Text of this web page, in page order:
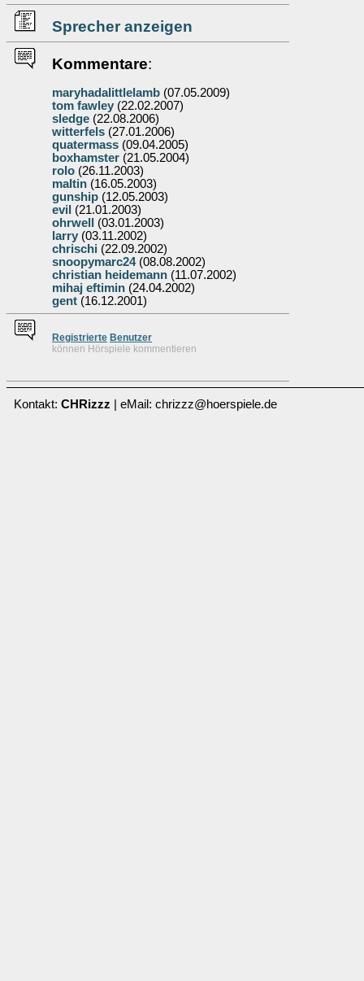
Sprecher anzeigen
Kommentare:
maryhadalittlelamb (07.05.2009)
tom fawley (22.02.2007)
sledge (22.08.2006)
witterfels (27.01.2006)
quatermass (09.04.2005)
boxhamster (21.05.2004)
rolo (26.11.2003)
maltin (16.05.2003)
gunship (12.05.2003)
evil (21.01.2003)
ohrwell
(03.01.2003)
larry (03.11.2002)
chrischi (22.09.2002)
snoopymarc24(08.08.2002)
christian heidemann (11.07.2002)
mihaj eftimin (24.04.2002)
gent (16.12.2001)
Registrierte Benutzer
können Hörspiele kommentieren
Kontakt: CHRizzz | eMail: chrizzz@hoerspiele.de